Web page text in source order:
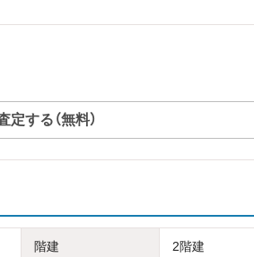
する（無料）
階建 2階建